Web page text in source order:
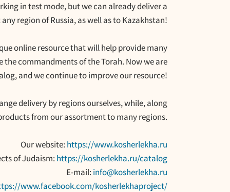
in test mode, but we can already deliver a
region of Russia, as well as to Kazakhstan!
online resource that will help provide many
commandments of the Torah. Now we are
and we continue to improve our resource!
delivery by regions ourselves, while, along
from our assortment to many regions.
Our website: https://www.kosherlekha.ru
of Judaism: https://kosherlekha.ru/catalog
E-mail: info@kosherlekha.ru
www.facebook.com/kosherlekhaproject/